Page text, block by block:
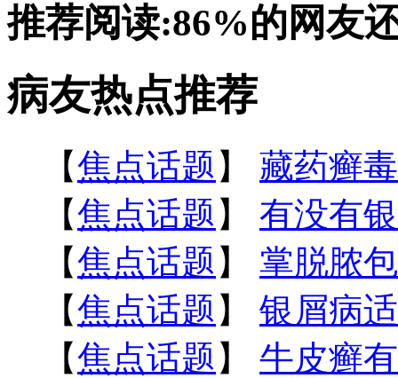
推荐阅读:86%的网友
病友热点推荐
【焦点话题 】 藏药癣
【焦点话题 】 有没有
【焦点话题 】 掌脱脓
【焦点话题 】 银屑病
【焦点话题 】 牛皮癣